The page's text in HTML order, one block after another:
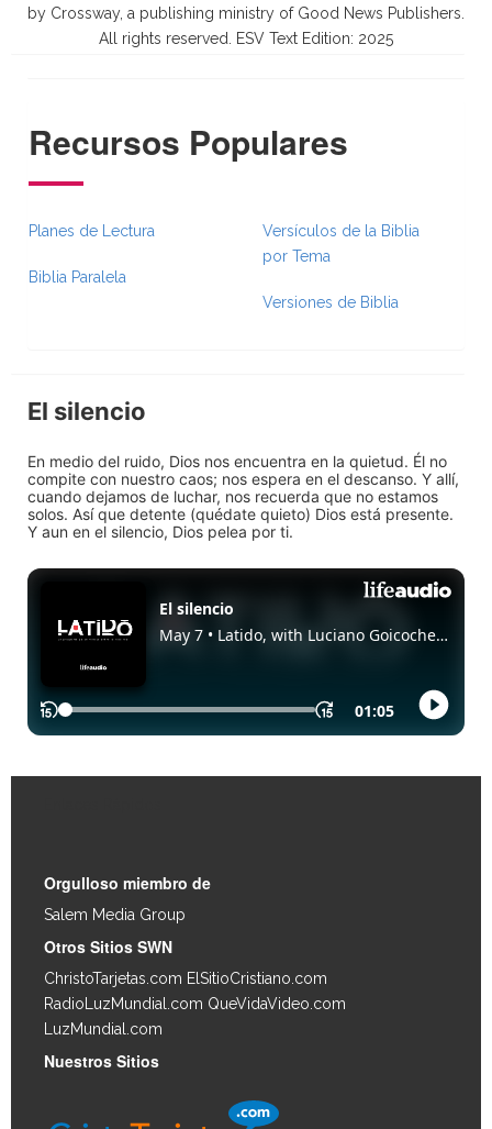
by Crossway, a publishing ministry of Good News Publishers.
All rights reserved. ESV Text Edition: 2025
Recursos Populares
Planes de Lectura
Biblia Paralela
Versículos de la Biblia
por Tema
Versiones de Biblia
El silencio
En medio del ruido, Dios nos encuentra en la quietud. Él no
compite con nuestro caos; nos espera en el descanso. Y allí,
cuando dejamos de luchar, nos recuerda que no estamos
solos. Así que detente (quédate quieto) Dios está presente.
Y aun en el silencio, Dios pelea por ti.
Orgulloso miembro de
Salem Media Group
Otros Sitios SWN
ChristoTarjetas.com ElSitioCristiano.com
RadioLuzMundial.com QueVidaVideo.com
LuzMundial.com
Nuestros Sitios